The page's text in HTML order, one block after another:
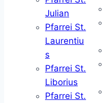
Julian
Pfarrei St.
Laurentiu
s
Pfarrei St.
Liborius
Pfarrei St.